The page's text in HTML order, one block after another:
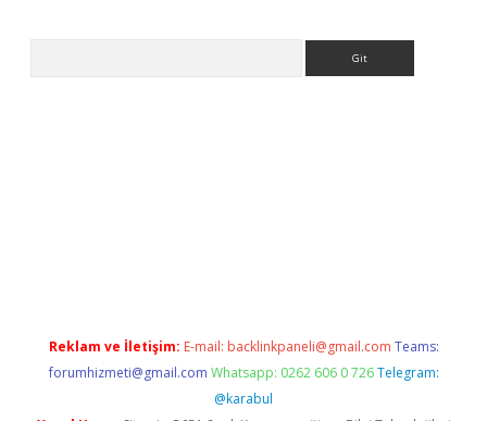
Reklam ve İletişim: E-mail: backlinkpaneli@gmail.com Teams:
forumhizmeti@gmail.com Whatsapp: 0262 606 0 726 Telegram:
@karabul